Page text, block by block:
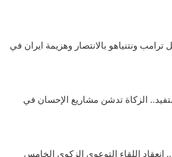
ونتنياهو بالانتصار وهزيمة ايران في
ومستفيد.. الزكاة تدشن مشاريع الإحسان في
اللقاء التوعوي الزكوي الخامس